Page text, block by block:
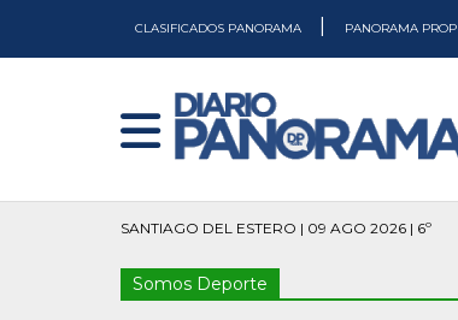
CLASIFICADOS PANORAMA PANORAMA PROP
SANTIAGO DEL ESTERO | 09 AGO 2026 | 6º
Somos Deporte